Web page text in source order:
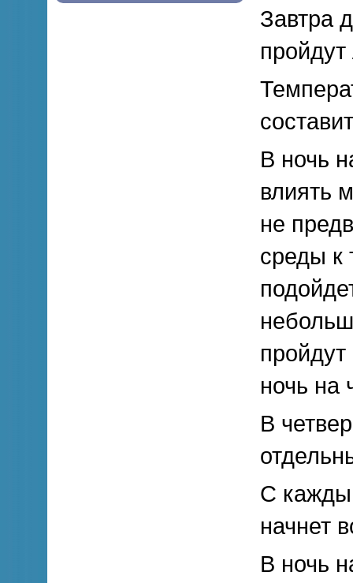
Завтра
В ночь
влиять
не
среды к
ночь на
В
С
начнет
В ночь